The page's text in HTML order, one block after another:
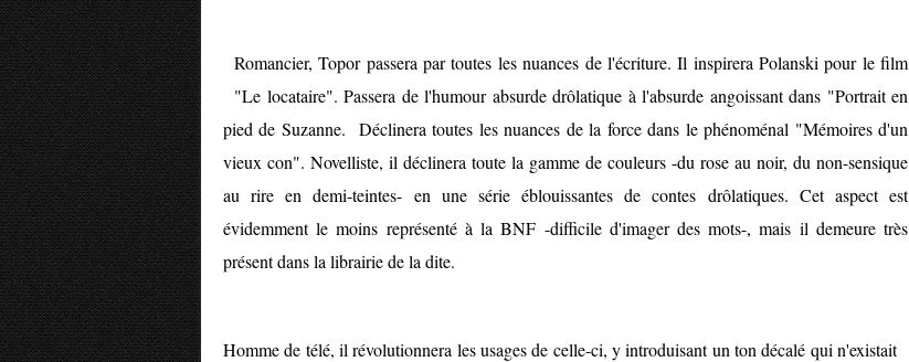
Romancier, Topor passera par toutes les nuances de l'écriture. Il inspirera Polanski pour le film
"Le locataire". Passera de l'humour absurde drôlatique à l'absurde angoissant dans "Portrait en
pied de Suzanne. Déclinera toutes les nuances de la force dans le phénoménal "Mémoires d'un
vieux con". Novelliste, il déclinera toute la gamme de couleurs -du rose au noir, du non-sensique
au rire en demi-teintes- en une série éblouissantes de contes drôlatiques. Cet aspect est
évidemment le moins représenté à la BNF -difficile d'imager des mots-, mais il demeure très
présent dans la librairie de la dite.
Homme de télé, il révolutionnera les usages de celle-ci, y introduisant un ton décalé qui n'existait